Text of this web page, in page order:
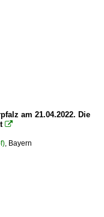
am 21.04.2022. Die

, Bayern